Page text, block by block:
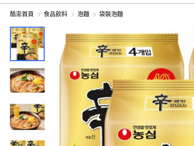
酷澎首頁 食品飲料 泡麵 袋裝泡麵